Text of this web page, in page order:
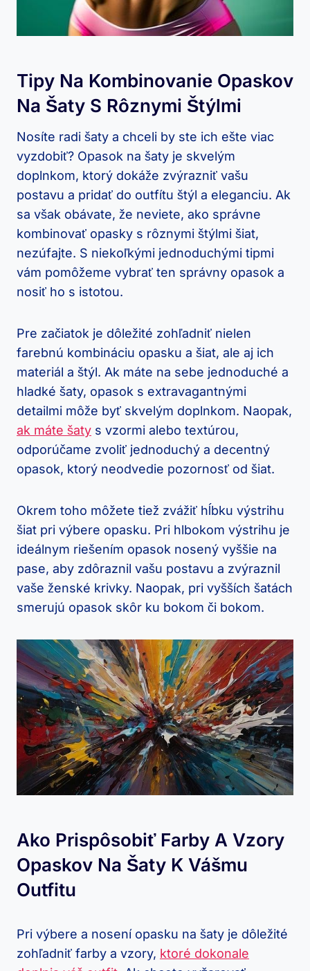
Tipy Na Kombinovanie Opaskov
Na Šaty S Rôznymi Štýlmi
Nosíte radi šaty a chceli by ste ich ešte viac
vyzdobiť? Opasok na šaty je skvelým
doplnkom, ktorý dokáže zvýrazniť vašu
postavu a pridať do outfítu štýl a eleganciu. Ak
sa však obávate, že neviete, ako správne
kombinovať opasky s rôznymi štýlmi šiat,
nezúfajte. S niekoľkými jednoduchými tipmi
vám pomôžeme vybrať ten správny opasok a
nosiť ho s istotou.
Pre začiatok je dôležité zohľadniť nielen
farebnú kombináciu opasku a šiat, ale aj ich
materiál a štýl. Ak máte na sebe jednoduché a
hladké šaty, opasok s extravagantnými
detailmi môže byť skvelým doplnkom. Naopak,
ak máte šaty s vzormi alebo textúrou,
odporúčame zvoliť jednoduchý a decentný
opasok, ktorý neodvedie pozornosť od šiat.
Okrem toho môžete tiež zvážiť hĺbku výstrihu
šiat pri výbere opasku. Pri hlbokom výstrihu je
ideálnym riešením opasok nosený vyššie na
pase, aby zdôraznil vašu postavu a zvýraznil
vaše ženské krivky. Naopak, pri vyšších šatách
smerujú opasok skôr ku bokom či bokom.
Ako Prispôsobiť Farby A Vzory
Opaskov Na Šaty K Vášmu
Outfitu
Pri výbere a nosení opasku na šaty je dôležité
zohľadniť farby a vzory, ktoré dokonale